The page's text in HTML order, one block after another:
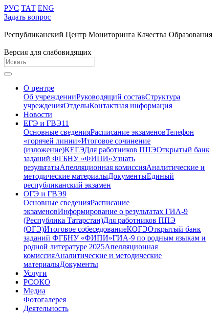
РУС ТАТ ENG
Задать вопрос
Республиканский Центр Мониторинга Качества Образования
Версия для слабовидящих
О центре
Об учрежденииРуководящий составСтруктура
учрежденияОтделыКонтактная информация
Новости
ЕГЭ и ГВЭ11
Основные сведенияРасписание экзаменовТелефон
«горячей линии»Итоговое сочинение
(изложение)КЕГЭДля работников ППЭОткрытый банк
заданий ФГБНУ «ФИПИ»Узнать
результатыАпелляционная комиссияАналитические и
методические материалыДокументыЕдиный
республиканский экзамен
ОГЭ и ГВЭ9
Основные сведенияРасписание
экзаменовИнформирование о результатах ГИА-9
(Республика Татарстан)Для работников ППЭ
(ОГЭ)Итоговое собеседованиеКОГЭОткрытый банк
заданий ФГБНУ «ФИПИ»ГИА-9 по родным языкам и
родной литературе 2025Апелляционная
комиссияАналитические и методические
материалыДокументы
Услуги
РСОКО
Медиа
Фотогалерея
Деятельность